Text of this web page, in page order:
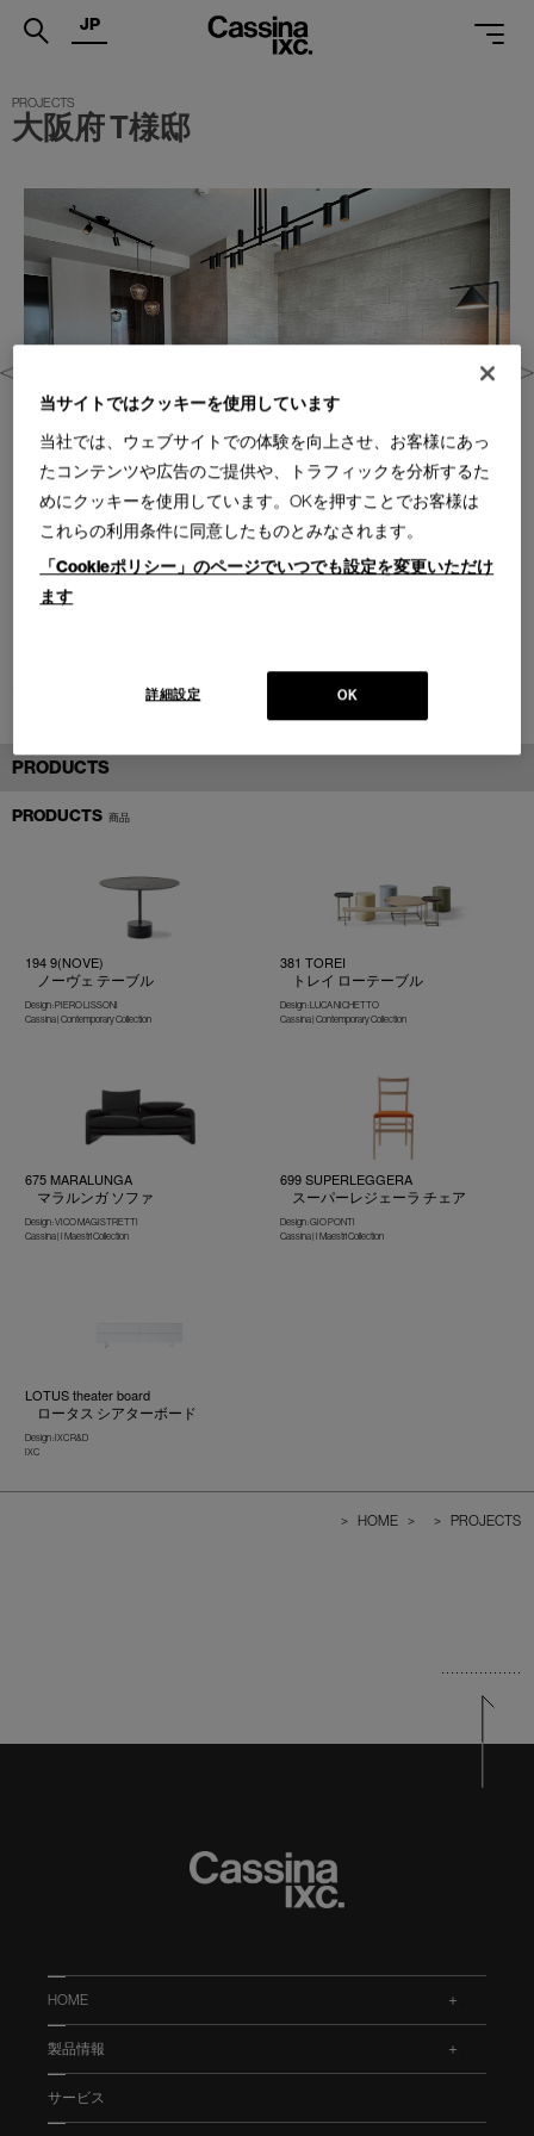
.
PRODUCTS
SERVICES
PROJECTS
SUPPORT
CATALOGUES
PROFESSIONAL
ONLINE STORE お問合せ
JP
大阪府 T様邸
PRODUCTS
PRODUCTS 商品
194 9(NOVE)
ノーヴェ テーブル
Design : PIERO LISSONI
Cassina | Contemporary Collection
381 TOREI
トレイ ローテーブル
Design : LUCA NICHETTO
Cassina | Contemporary Collection
675 MARALUNGA
マラルンガ ソファ
Design : VICO MAGISTRETTI
Cassina | I Maestri Collection
699 SUPERLEGGERA
スーパーレジェーラ チェア
Design : GIO PONTI
Cassina | I Maestri Collection
LOTUS theater board
ロータス シアターボード
Design : IXC R&D
IXC
> HOME > > PROJECTS
HOME
製品情報
サービス
当サイトではクッキーを使用しています
当社では、ウェブサイトでの体験を向上させ、お客様にあっ
たコンテンツや広告のご提供や、トラフィックを分析するた
めにクッキーを使用しています。OKを押すことでお客様は
これらの利用条件に同意したものとみなされます。
「Cookieポリシー」のページでいつでも設定を変更いただけ
ます
OK
詳細設定